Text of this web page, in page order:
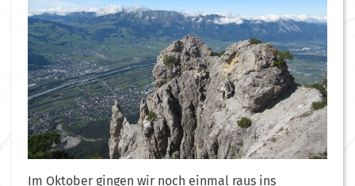
Im Oktober gingen wir noch einmal raus ins